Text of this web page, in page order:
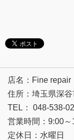
店名：Fine repair
住所：埼玉県深
TEL： 048-538-
営業時間：9:00～
定休日：水曜日